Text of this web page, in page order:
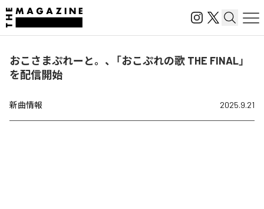
おこさまぷれーと。、「おこぷれの歌 THE FINAL」
を配信開始
新曲情報 2025.9.21